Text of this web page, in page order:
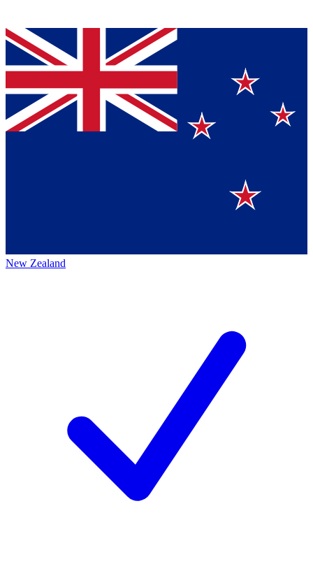
New Zealand